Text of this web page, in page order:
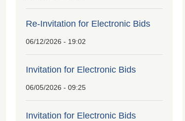
Re-Invitation for Electronic Bids
06/12/2026 - 19:02
Invitation for Electronic Bids
06/05/2026 - 09:25
Invitation for Electronic Bids